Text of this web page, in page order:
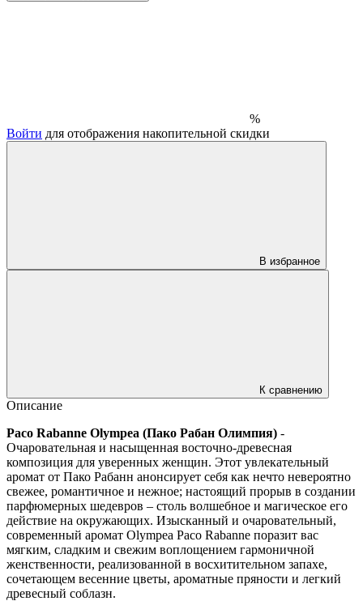
%
Войти для отображения накопительной скидки
В избранное
К сравнению
Описание
Paco Rabanne Olympea (Пако Рабан Олимпия) -
Очаровательная и насыщенная восточно-древесная
композиция для уверенных женщин. Этот увлекательный
аромат от Пако Рабанн анонсирует себя как нечто невероятно
свежее, романтичное и нежное; настоящий прорыв в создании
парфюмерных шедевров – столь волшебное и магическое его
действие на окружающих. Изысканный и очаровательный,
современный аромат Olympea Paco Rabanne поразит вас
мягким, сладким и свежим воплощением гармоничной
женственности, реализованной в восхитительном запахе,
сочетающем весенние цветы, ароматные пряности и легкий
древесный соблазн.